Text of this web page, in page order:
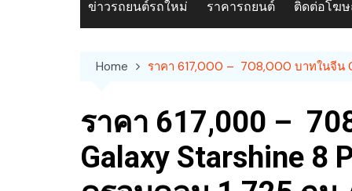
ข่าวรถยนต์รถใหม่ ราคารถยนต์ ติดต่อโฆ
Home ราคา 617,000 – 708,000 บาทในจีน
ราคา 617,000 –
Galaxy Starshine 8